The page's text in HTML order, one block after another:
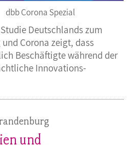
dbb Corona Spezial
Deutschlands zum
Corona zeigt, dass
Beschäftigte während der
Innovations-
und